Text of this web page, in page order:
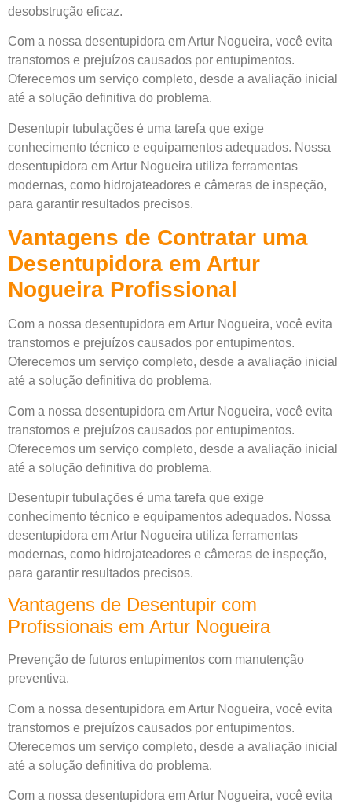
desobstrução eficaz.
Com a nossa desentupidora em Artur Nogueira, você evita
transtornos e prejuízos causados por entupimentos.
Oferecemos um serviço completo, desde a avaliação inicial
até a solução definitiva do problema.
Desentupir tubulações é uma tarefa que exige
conhecimento técnico e equipamentos adequados. Nossa
desentupidora em Artur Nogueira utiliza ferramentas
modernas, como hidrojateadores e câmeras de inspeção,
para garantir resultados precisos.
Vantagens de Contratar uma
Desentupidora em Artur
Nogueira Profissional
Com a nossa desentupidora em Artur Nogueira, você evita
transtornos e prejuízos causados por entupimentos.
Oferecemos um serviço completo, desde a avaliação inicial
até a solução definitiva do problema.
Com a nossa desentupidora em Artur Nogueira, você evita
transtornos e prejuízos causados por entupimentos.
Oferecemos um serviço completo, desde a avaliação inicial
até a solução definitiva do problema.
Desentupir tubulações é uma tarefa que exige
conhecimento técnico e equipamentos adequados. Nossa
desentupidora em Artur Nogueira utiliza ferramentas
modernas, como hidrojateadores e câmeras de inspeção,
para garantir resultados precisos.
Vantagens de Desentupir com
Profissionais em Artur Nogueira
Prevenção de futuros entupimentos com manutenção
preventiva.
Com a nossa desentupidora em Artur Nogueira, você evita
transtornos e prejuízos causados por entupimentos.
Oferecemos um serviço completo, desde a avaliação inicial
até a solução definitiva do problema.
Com a nossa desentupidora em Artur Nogueira, você evita